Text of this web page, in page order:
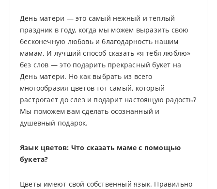
День матери — это самый нежный и теплый
праздник в году, когда мы можем выразить свою
бесконечную любовь и благодарность нашим
мамам. И лучший способ сказать «я тебя люблю»
без слов — это подарить прекрасный букет на
День матери. Но как выбрать из всего
многообразия цветов тот самый, который
растрогает до слез и подарит настоящую радость?
Мы поможем вам сделать осознанный и
душевный подарок.
Язык цветов: Что сказать маме с помощью
букета?
Цветы имеют свой собственный язык. Правильно